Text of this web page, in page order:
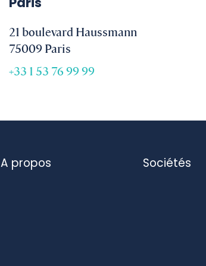
Paris
21 boulevard Haussmann
75009 Paris
+33 1 53 76 99 99
A propos Sociétés